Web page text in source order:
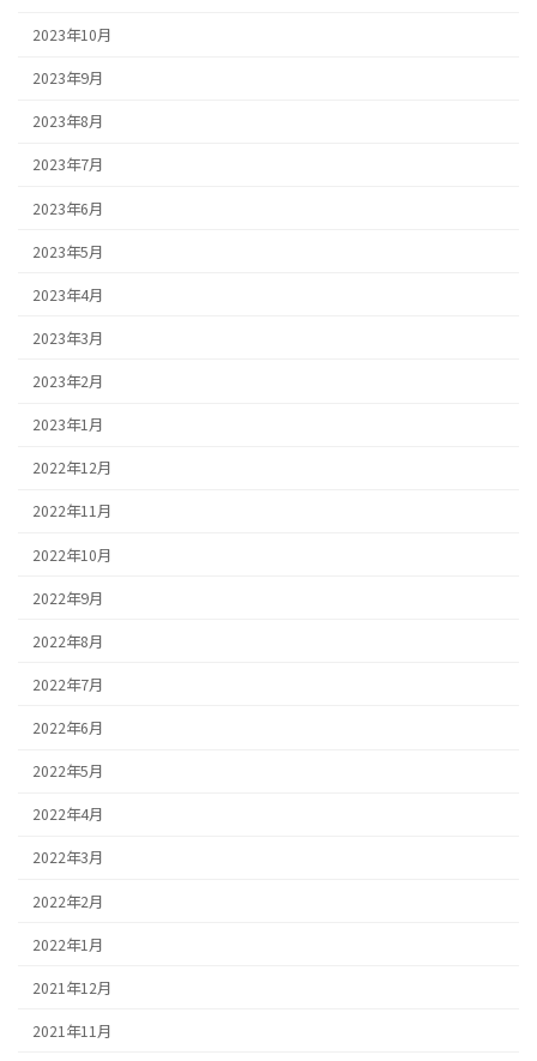
2023年10月
2023年9月
2023年8月
2023年7月
2023年6月
2023年5月
2023年4月
2023年3月
2023年2月
2023年1月
2022年12月
2022年11月
2022年10月
2022年9月
2022年8月
2022年7月
2022年6月
2022年5月
2022年4月
2022年3月
2022年2月
2022年1月
2021年12月
2021年11月